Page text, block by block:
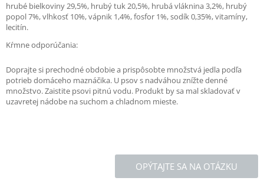
hrubé bielkoviny 29,5%, hrubý tuk 20,5%, hrubá vláknina 3,2%, hrubý
popol 7%, vlhkosť 10%, vápnik 1,4%, fosfor 1%, sodík 0,35%, vitamíny,
lecitín.
Kŕmne odporúčania:
Doprajte si prechodné obdobie a prispôsobte množstvá jedla podľa
potrieb domáceho maznáčika. U psov s nadváhou znížte denné
množstvo. Zaistite psovi pitnú vodu. Produkt by sa mal skladovať v
uzavretej nádobe na suchom a chladnom mieste.
OPÝTAJTE SA NA OTÁZKU